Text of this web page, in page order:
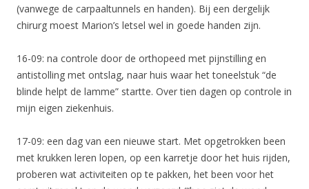
(vanwege de carpaaltunnels en handen). Bij een dergelijk
chirurg moest Marion’s letsel wel in goede handen zijn.
16-09: na controle door de orthopeed met pijnstilling en
antistolling met ontslag, naar huis waar het toneelstuk “de
blinde helpt de lamme” startte. Over tien dagen op controle in
mijn eigen ziekenhuis.
17-09: een dag van een nieuwe start. Met opgetrokken been
met krukken leren lopen, op een karretje door het huis rijden,
proberen wat activiteiten op te pakken, het been voor het